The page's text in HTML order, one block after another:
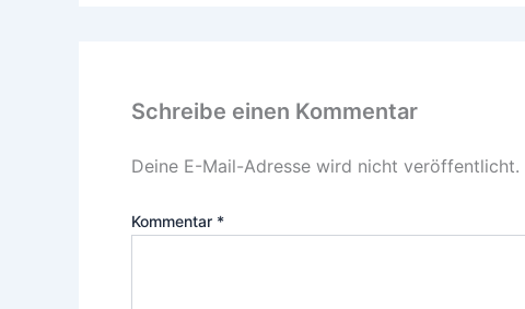
Schreibe einen Kommentar
Deine E-Mail-Adresse wird nicht veröffentlicht.
Kommentar *